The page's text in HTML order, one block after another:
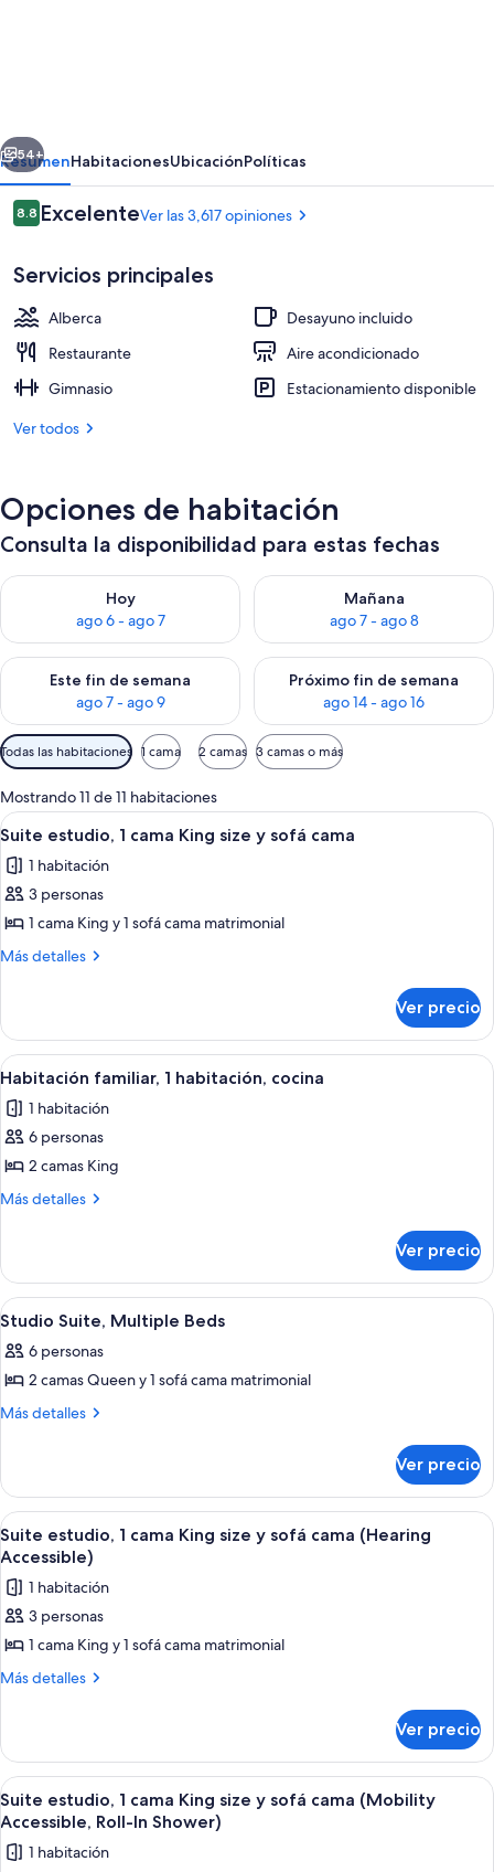
Orlando
Theme
Parks/Lake
Vista
Servicio de la propiedad
Siguiente
54+
ResumenHabitacionesUbicaciónPolíticas
Opiniones
8.88.8 de 10,
ExcelenteVer las 3,617 opiniones
Servicios principales
Alberca
Desayuno incluido
Restaurante
Aire acondicionado
Gimnasio
Estacionamiento disponible
Ver todos
Opciones de habitación
Consulta la disponibilidad para estas fechas
Hoy
ago 6 - ago 7
Consulta la disponibilidad para hoy ago 6 - ago 7
Mañana
ago 7 - ago 8
Consulta la disponibilidad
Este fin de semana
ago 7 - ago 9
Consulta la disponibilidad para este fin de semana ago 7 -
Próximo fin de semana
ago 14 - ago 16
Consulta la disponibilidad
Filtros
disponibles
para
las
habitaciones
Todas las habitaciones 1 cama 2 camas 3 camas o más
Mostrando 11 de 11 habitaciones
Abrir
todas
las
fotos
de
Suite
cama
King
size
y
sofá
cama
Un área de piscina en la azotea con
9
Suite estudio, 1 cama King size y sofá cama
1 habitación
3 personas
1 cama King y 1 sofá cama matrimonial
Más detalles
Más
estudio,
cama
size
cama
Ver precio
Abrir
todas
las
fotos
de
Habitación
habitación,
cocina
Una habitación de hotel moderna
9
Habitación familiar, 1 habitación, cocina
1 habitación
6 personas
2 camas King
Más detalles
Más
familiar,
habitación,
Ver precio
Abrir
todas
las
fotos
de
Multiple
Beds
Un área de piscina en la azotea con
9
Studio Suite, Multiple Beds
6 personas
2 camas Queen y 1 sofá cama matrimonial
Más detalles
Más
Suite,
Multiple
Beds
Ver precio
Abrir
todas
las
fotos
de
Suite
estudio,
King
size
y
sofá
cama
Habitación de hotel con cama,
4
Suite estudio, 1 cama King size y sofá cama (Hearing
Accessible)
1 habitación
3 personas
1 cama King y 1 sofá cama matrimonial
Más detalles
Más
estudio,
cama
King
Ver precio
Abrir
todas
las
fotos
Habitación de hotel con cama,
4
Suite estudio, 1 cama King size y sofá cama (Mobility
Accessible, Roll-In Shower)
1 habitación